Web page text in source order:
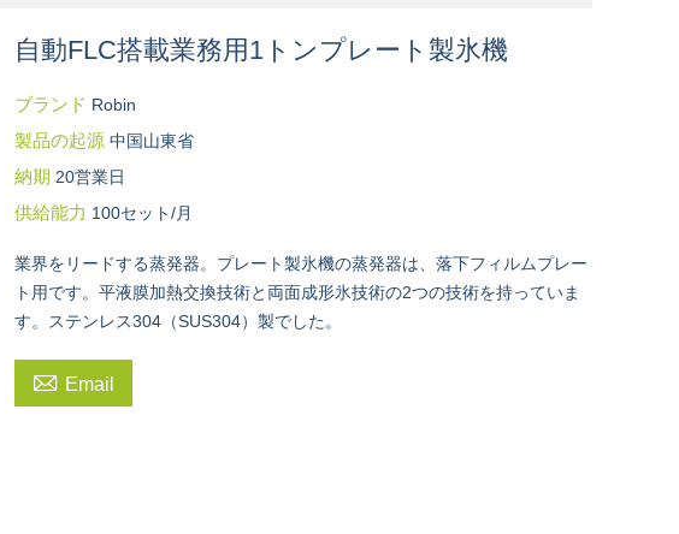
自動FLC搭載業務用1トンプレート製氷機
ブランド Robin
製品の起源中国山東省
納期 20営業日
供給能力 100セット/月
業界をリードする蒸発器。プレート製氷機の蒸発器は、落下フィルムプレー
ト用です。平液膜加熱交換技術と両面成形氷技術の2つの技術を持っていま
す。ステンレス304（SUS304）製でした。
 Email